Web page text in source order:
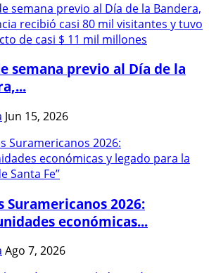
semana previo al Día de la
Jun 15, 2026
Suramericanos 2026:
económicas...
Ago 7, 2026